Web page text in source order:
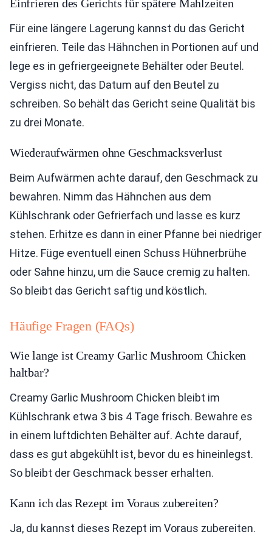
Einfrieren des Gerichts für spätere Mahlzeiten
Für eine längere Lagerung kannst du das Gericht
einfrieren. Teile das Hähnchen in Portionen auf und
lege es in gefriergeeignete Behälter oder Beutel.
Vergiss nicht, das Datum auf den Beutel zu
schreiben. So behält das Gericht seine Qualität bis
zu drei Monate.
Wiederaufwärmen ohne Geschmacksverlust
Beim Aufwärmen achte darauf, den Geschmack zu
bewahren. Nimm das Hähnchen aus dem
Kühlschrank oder Gefrierfach und lasse es kurz
stehen. Erhitze es dann in einer Pfanne bei niedriger
Hitze. Füge eventuell einen Schuss Hühnerbrühe
oder Sahne hinzu, um die Sauce cremig zu halten.
So bleibt das Gericht saftig und köstlich.
Häufige Fragen (FAQs)
Wie lange ist Creamy Garlic Mushroom Chicken
haltbar?
Creamy Garlic Mushroom Chicken bleibt im
Kühlschrank etwa 3 bis 4 Tage frisch. Bewahre es
in einem luftdichten Behälter auf. Achte darauf,
dass es gut abgekühlt ist, bevor du es hineinlegst.
So bleibt der Geschmack besser erhalten.
Kann ich das Rezept im Voraus zubereiten?
Ja, du kannst dieses Rezept im Voraus zubereiten.